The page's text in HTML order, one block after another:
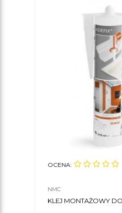
OCENA:
NMC
KLEJ MONTAŻOWY